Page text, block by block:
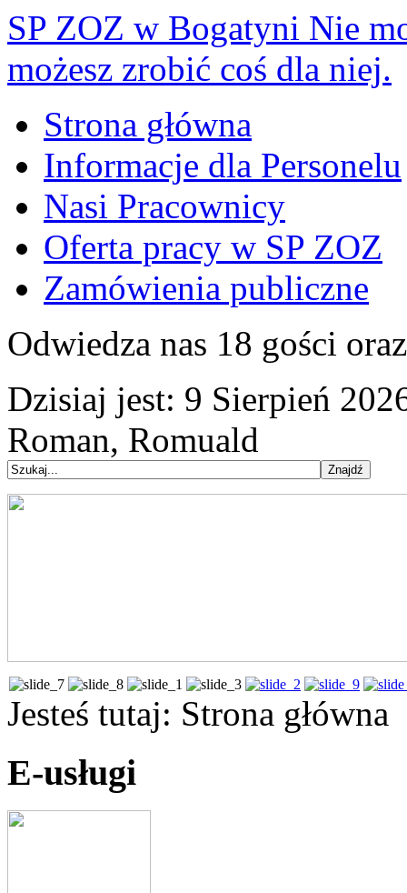
SP ZOZ w Bogatyni Nie
możesz zrobić coś dla niej.
Strona główna
Informacje dla Personelu
Nasi Pracownicy
Oferta pracy w SP ZOZ
Zamówienia publiczne
Odwiedza nas 18 gości
Dzisiaj jest: 9 Sierpień
Roman, Romuald
Jesteś tutaj: Strona główna
E-usługi